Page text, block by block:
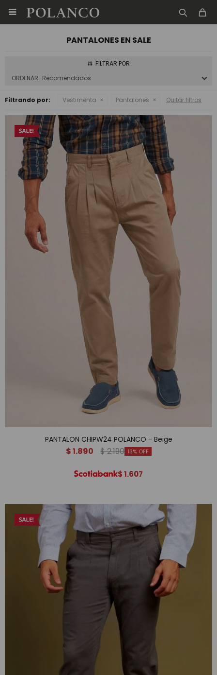

PANTALONES EN SALE
Recomendados
Filtrando por: Vestimenta Pantalones Quitar filtros
PANTALON CHIPW24 POLANCO - Beige
$1.890 $2.190 13
$1.607